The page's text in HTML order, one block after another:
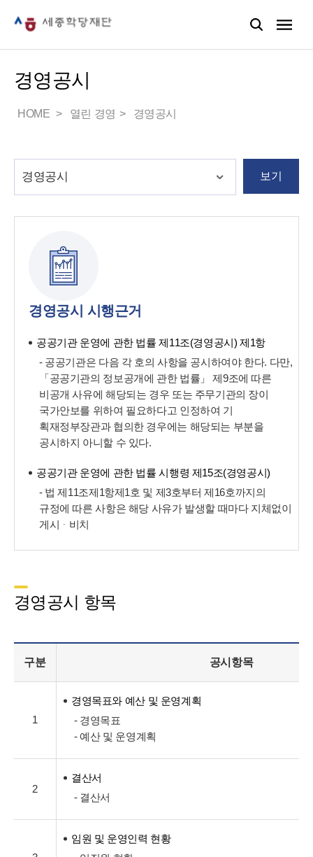
경영공시
HOME 열린 경영 경영공시
보기
경영공시 시행근거
공공기관 운영에 관한 법률 제11조(경영공시) 제1항
- 공공기관은 다음 각 호의 사항을 공시하여야 한다. 다만,
「공공기관의 정보공개에 관한 법률」 제9조에 따른
비공개 사유에 해당되는 경우 또는 주무기관의 장이
국가안보를 위하여 필요하다고 인정하여 기
획재정부장관과 협의한 경우에는 해당되는 부분을
공시하지 아니할 수 있다.
공공기관 운영에 관한 법률 시행령 제15조(경영공시)
- 법 제11조제1항제1호 및 제3호부터 제16호까지의
규정에 따른 사항은 해당 사유가 발생할 때마다 지체없이
게시ᆞ비치
경영공시 항목
구분 공시항목
1
경영목표와 예산 및 운영계획
- 경영목표
- 예산 및 운영계획
2
결산서
- 결산서
임원 및 운영인력 현황